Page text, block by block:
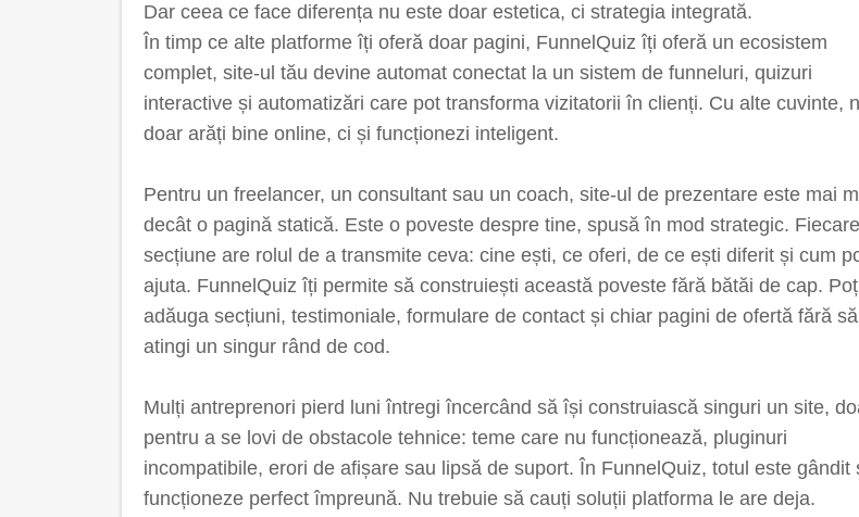
Dar ceea ce face diferența nu este doar estetica, ci strategia integrată.
În timp ce alte platforme îți oferă doar pagini, FunnelQuiz îți oferă un ecosistem
complet, site-ul tău devine automat conectat la un sistem de funneluri, quizuri
interactive și automatizări care pot transforma vizitatorii în clienți. Cu alte cuvinte,
doar arăți bine online, ci și funcționezi inteligent.
Pentru un freelancer, un consultant sau un coach, site-ul de prezentare este mai
decât o pagină statică. Este o poveste despre tine, spusă în mod strategic. Fiecare
secțiune are rolul de a transmite ceva: cine ești, ce oferi, de ce ești diferit și cum
ajuta. FunnelQuiz îți permite să construiești această poveste fără bătăi de cap.
adăuga secțiuni, testimoniale, formulare de contact și chiar pagini de ofertă fără să
atingi un singur rând de cod.
Mulți antreprenori pierd luni întregi încercând să își construiască singuri un site,
pentru a se lovi de obstacole tehnice: teme care nu funcționează, pluginuri
incompatibile, erori de afișare sau lipsă de suport. În FunnelQuiz, totul este gândit
funcționeze perfect împreună. Nu trebuie să cauți soluții platforma le are deja.